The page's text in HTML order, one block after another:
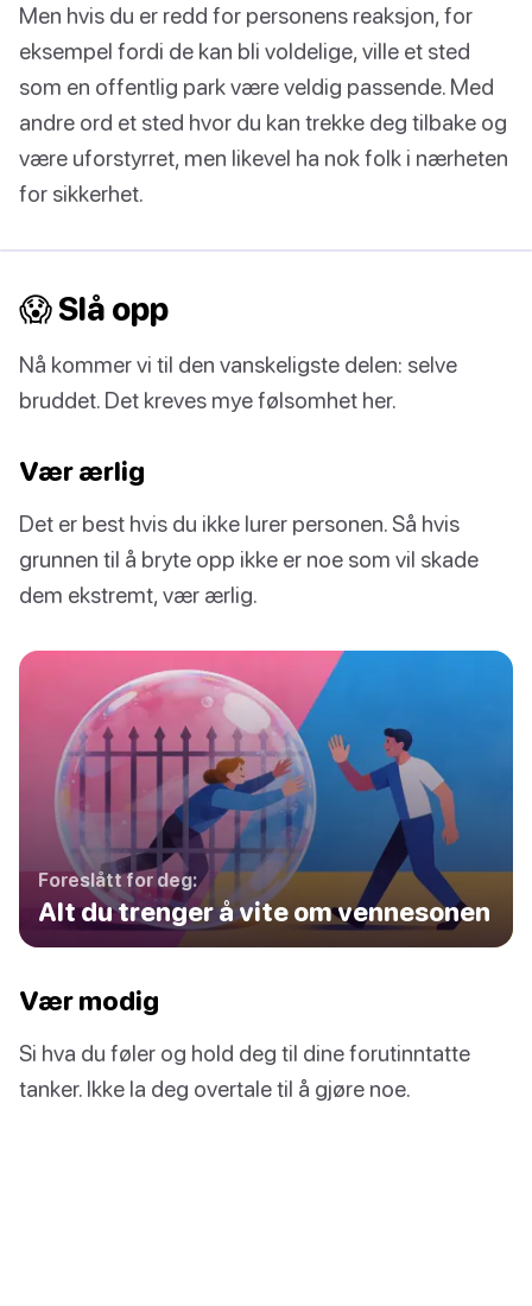
Men hvis du er redd for personens reaksjon, for
eksempel fordi de kan bli voldelige, ville et sted
som en offentlig park være veldig passende. Med
andre ord et sted hvor du kan trekke deg tilbake og
være uforstyrret, men likevel ha nok folk i nærheten
for sikkerhet.
😱 Slå opp
Nå kommer vi til den vanskeligste delen: selve
bruddet. Det kreves mye følsomhet her.
Vær ærlig
Det er best hvis du ikke lurer personen. Så hvis
grunnen til å bryte opp ikke er noe som vil skade
dem ekstremt, vær ærlig.
Foreslått for deg:
Alt du trenger å vite om vennesonen
Vær modig
Si hva du føler og hold deg til dine forutinntatte
tanker. Ikke la deg overtale til å gjøre noe.